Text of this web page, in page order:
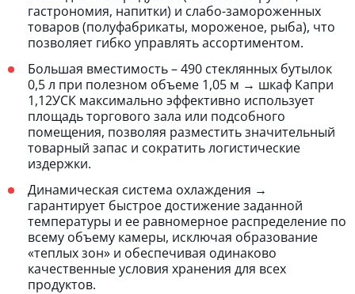
гастрономия, напитки) и слабо-замороженных
товаров (полуфабрикаты, мороженое, рыба), что
позволяет гибко управлять ассортиментом.
Большая вместимость – 490 стеклянных бутылок
0,5 л при полезном объеме 1,05 м → шкаф Капри
1,12УСК максимально эффективно использует
площадь торгового зала или подсобного
помещения, позволяя разместить значительный
товарный запас и сократить логистические
издержки.
Динамическая система охлаждения →
гарантирует быстрое достижение заданной
температуры и ее равномерное распределение по
всему объему камеры, исключая образование
«теплых зон» и обеспечивая одинаково
качественные условия хранения для всех
продуктов.